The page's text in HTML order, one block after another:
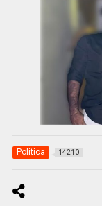
Politica 14210